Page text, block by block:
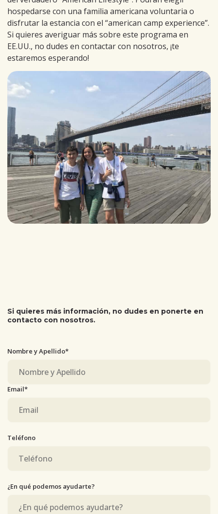
hospedarse con una familia americana voluntaria o
disfrutar la estancia con el “american camp experience”.
Si quieres averiguar más sobre este programa en
EE.UU., no dudes en contactar con nosotros, ¡te
estaremos esperando!
Si quieres más información, no dudes en ponerte en
contacto con nosotros.
Nombre y Apellido*
Email*
Teléfono
¿En qué podemos ayudarte?